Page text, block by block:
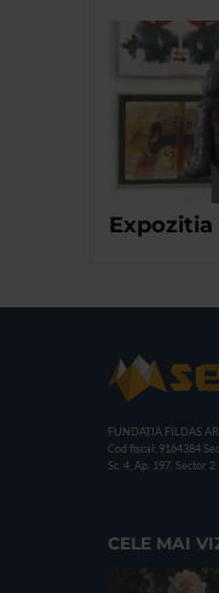
FUNDATIA FILDAS
Cod fiscal: 9164384
Sc. 4, Ap. 197, Sector 2
CELE MAI